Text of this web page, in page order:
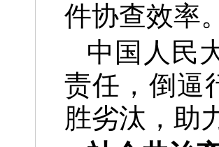
件协查效率。
中国人民
责任，倒逼
胜劣汰，助